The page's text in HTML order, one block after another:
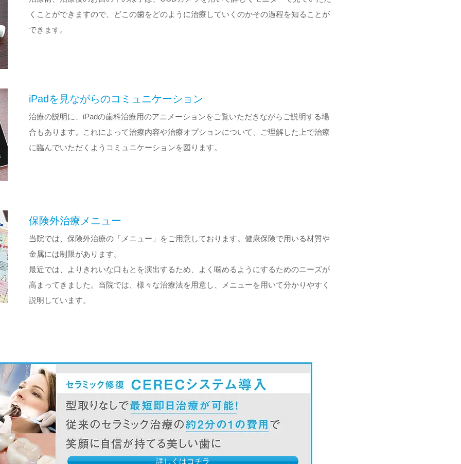
くことができますので、どこの歯をどのように治療していくのかその過程を知ることが
できます。
iPadを見ながらのコミュニケーション
治療の説明に、iPadの歯科治療用のアニメーションをご覧いただきながらご説明する場
合もあります。これによって治療内容や治療オプションについて、ご理解した上で治療
に臨んでいただくようコミュニケーションを図ります。
保険外治療メニュー
当院では、保険外治療の「メニュー」をご用意しております。健康保険で用いる材質や
金属には制限があります。
最近では、よりきれいな口もとを演出するため、よく噛めるようにするためのニーズが
高まってきました。当院では、様々な治療法を用意し、メニューを用いて分かりやすく
説明しています。
詳しくはコチラ